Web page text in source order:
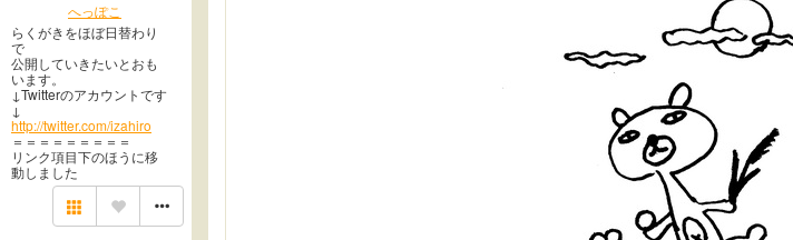
へっぽこ
らくがきをほぼ日替わり
で
公開していきたいとおも
います。
↓Twitterのアカウントです
↓
http://twitter.com/izahiro
＝＝＝＝＝＝＝＝＝
リンク項目下のほうに移
動しました